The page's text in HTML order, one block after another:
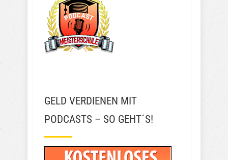
GELD VERDIENEN MIT
PODCASTS – SO GEHT´S!